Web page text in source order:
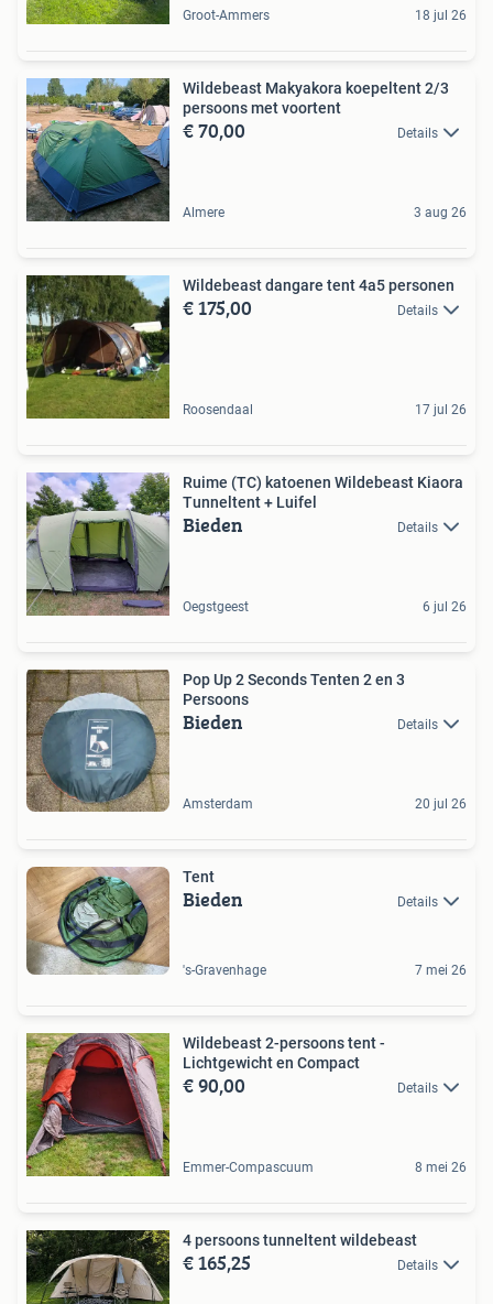
Groot-Ammers 18 jul 26
Wildebeast Makyakora koepeltent 2/3
persoons met voortent
€ 70,00 Details
Almere 3 aug 26
Wildebeast dangare tent 4a5 personen
€ 175,00 Details
Roosendaal 17 jul 26
Ruime (TC) katoenen Wildebeast Kiaora
Tunneltent + Luifel
Bieden Details
Oegstgeest 6 jul 26
Pop Up 2 Seconds Tenten 2 en 3
Persoons
Bieden Details
Amsterdam 20 jul 26
Tent
Bieden Details
's-Gravenhage 7 mei 26
Wildebeast 2-persoons tent -
Lichtgewicht en Compact
€ 90,00 Details
Emmer-Compascuum 8 mei 26
4 persoons tunneltent wildebeast
€ 165,25 Details